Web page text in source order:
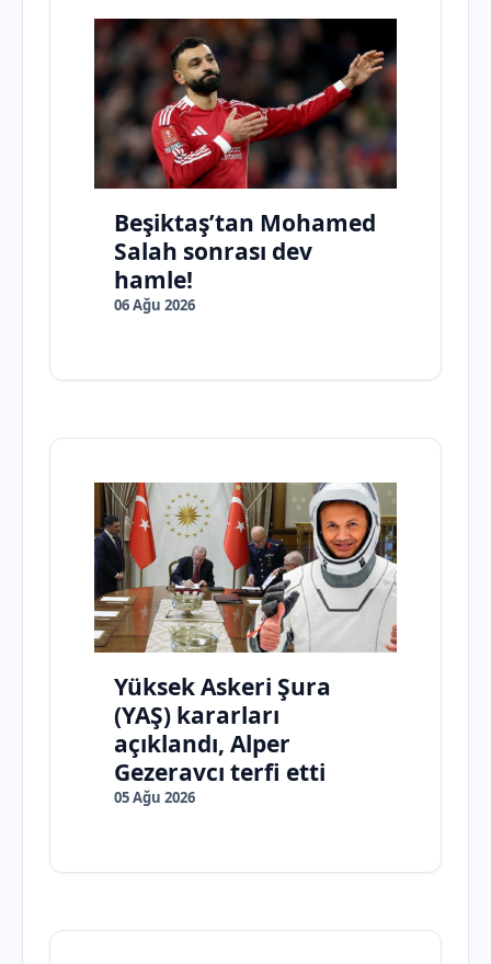
Beşiktaş’tan Mohamed
Salah sonrası dev
hamle!
06 Ağu 2026
Yüksek Askeri Şura
(YAŞ) kararları
açıklandı, Alper
Gezeravcı terfi etti
05 Ağu 2026